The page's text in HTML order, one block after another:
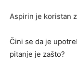
Aspirin je koristan
Čini se da je
pitanje je zašto?